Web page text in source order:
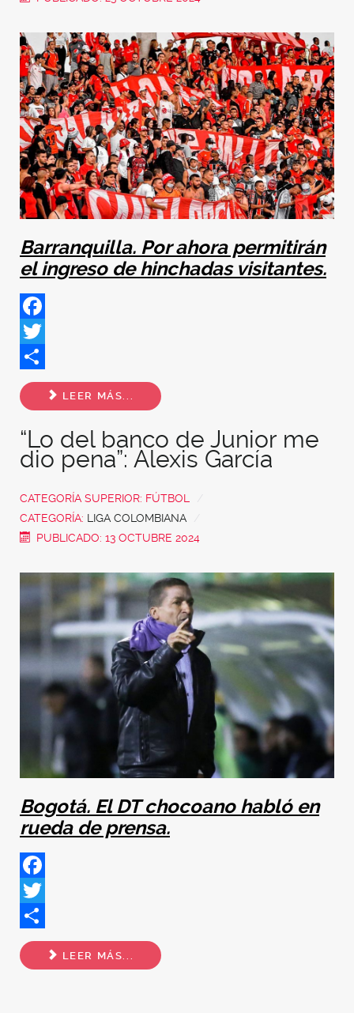
Barranquilla. Por ahora permitirán
el ingreso de hinchadas visitantes.
Facebook
Twitter
Share
LEER MÁS...
“Lo del banco de Junior me
dio pena”: Alexis García
CATEGORÍA SUPERIOR: FÚTBOL
CATEGORÍA: LIGA COLOMBIANA
PUBLICADO: 13 OCTUBRE 2024
Bogotá. El DT chocoano habló en
rueda de prensa.
Facebook
Twitter
Share
LEER MÁS...